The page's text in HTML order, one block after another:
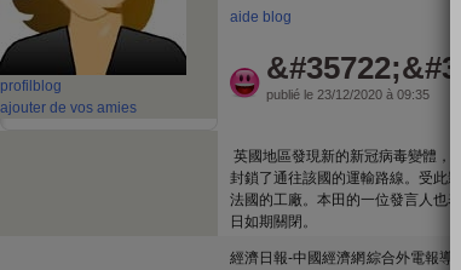
profil blog
ajouter de vos amies
aide blog
publié le 23/12/2020 à 09:35
英國地區發現新的新冠病毒變體，
封鎖了通往該國的運輸路線。受此
法國的工廠。本田的一位發言人也
日如期關閉。
經濟日報-中國經濟網綜合外電報